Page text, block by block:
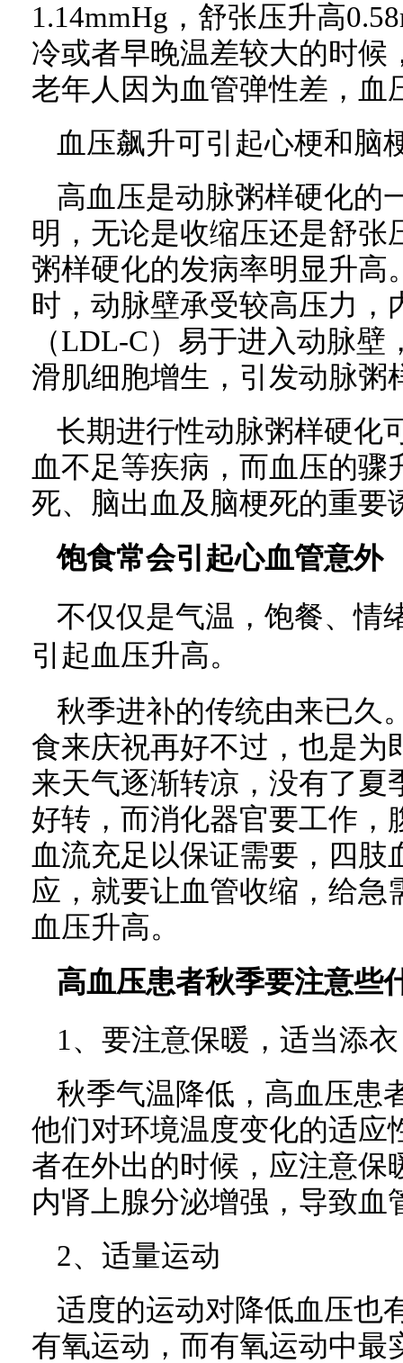
1.14mmHg，舒张压升高
冷或者早晚温差较大的时候
老年人因为血管弹性差，血
血压飙升可引起心梗和脑
高血压是动脉粥样硬化的
明，无论是收缩压还是舒张
粥样硬化的发病率明显升高
时，动脉壁承受较高压力，
（LDL-C）易于进入动脉
滑肌细胞增生，引发动脉粥
长期进行性动脉粥样硬化
血不足等疾病，而血压的骤
死、脑出血及脑梗死的重要
饱食常会引起心血管意外
不仅仅是气温，饱餐、情
引起血压升高。
秋季进补的传统由来已久
食来庆祝再好不过，也是为
来天气逐渐转凉，没有了夏
好转，而消化器官要工作，
血流充足以保证需要，四肢
应，就要让血管收缩，给急
血压升高。
高血压患者秋季要注意些
1、要注意保暖，适当添衣
秋季气温降低，高血压患
他们对环境温度变化的适应
者在外出的时候，应注意保
内肾上腺分泌增强，导致血
2、适量运动
适度的运动对降低血压也
有氧运动，而有氧运动中最